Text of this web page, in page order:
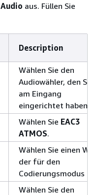
Audio aus. Füllen Sie
Description
Wählen Sie den
Audiowähler, den Sie
am Eingang
eingerichtet haben.
Wählen Sie EAC3
ATMOS.
Wählen Sie einen
der für den
Codierungsmodus
Wählen Sie den